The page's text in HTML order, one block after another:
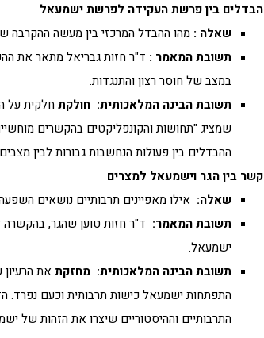
הבדלים בין פרשת העקידה לפרשת ישמעאל
שאלה : מהו ההבדל המרכזי בין מעשה ההקרבה
תשובת המאמר : ד"ר חזות גבריאל מתאר את
במצב של חוסר רצון והתנגדות.
תשובת הבינה המלאכותית: חולקת חלקית על
שמציג "תחושות והקונפליקטים בהקשרים
ההבדלים בין פעולות הנחשבות גבורות לבין
קשר בין הגר וישמעאל למצרים
שאלה: אילו מאפיינים תרבותיים נושאים
תשובת המאמר: ד"ר חזות טוען שהגר,
ישמעאל.
תשובת הבינה המלאכותית: מחזקת את
התפתחות ישמעאל כישות תרבותית וכעם נפרד.
התרבותיים וההיסטוריים שיצרו את הזהות של